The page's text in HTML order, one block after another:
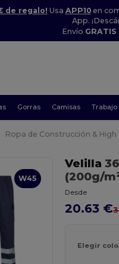
de regalo! Usa APP10en
App.
Envío GRATIS
Gorras Camisas Trabajo
Ropa de Construcción & High
W45
Velilla
(200g/
Desde
20.63 €
Elegir